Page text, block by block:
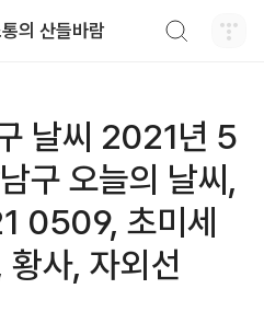
의 산들바람
날씨 2021년 5
구 오늘의 날씨,
0509, 초미세
사, 자외선